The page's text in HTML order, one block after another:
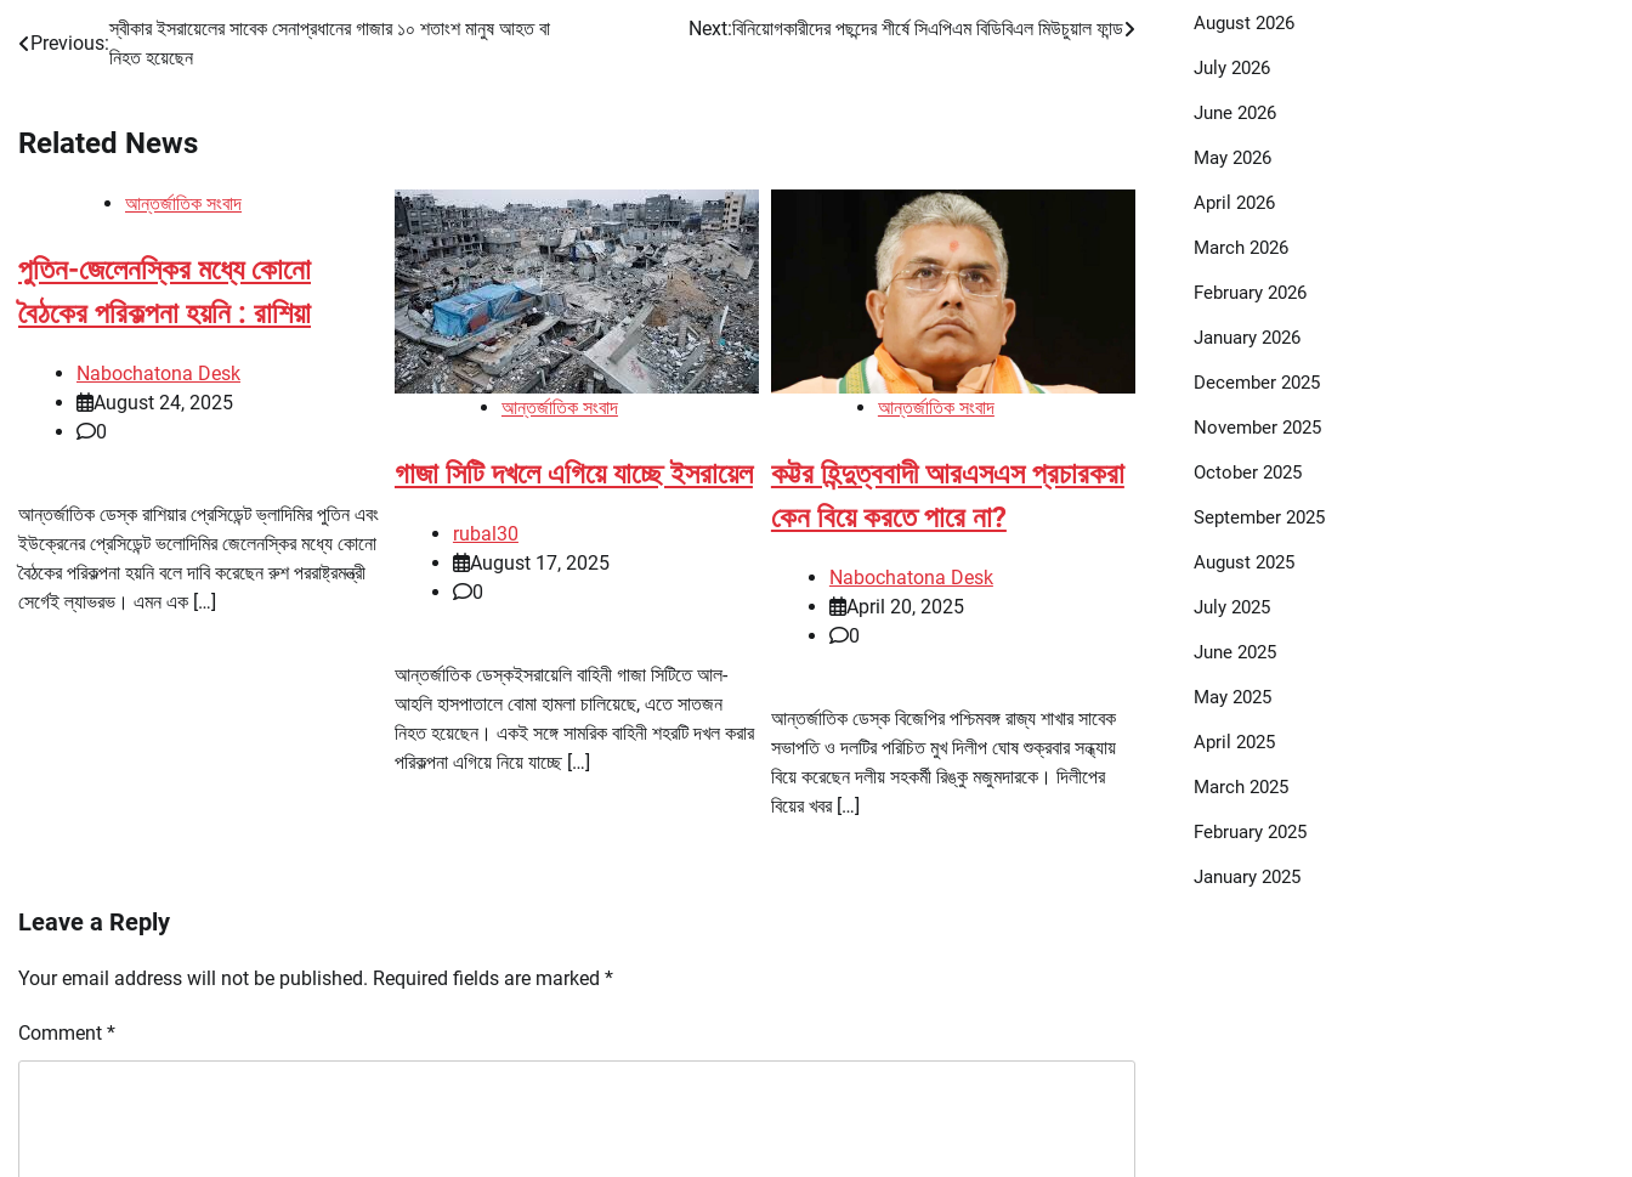
Post
Previous:
স্বীকার ইসরায়েলের সাবেক সেনাপ্রধানের গাজার ১০ শতাংশ মানুষ আহত বা
নিহত হয়েছেন
Next:বিনিয়োগকারীদের পছন্দের শীর্ষে সিএপিএম বিডিবিএল মিউচুয়াল ফান্ড
Related News
আন্তর্জাতিক সংবাদ
পুতিন-জেলেনস্কির মধ্যে কোনো
বৈঠকের পরিকল্পনা হয়নি : রাশিয়া
Nabochatona Desk
August 24, 2025
0
আন্তর্জাতিক ডেস্ক রাশিয়ার প্রেসিডেন্ট ভ্লাদিমির পুতিন এবং
ইউক্রেনের প্রেসিডেন্ট ভলোদিমির জেলেনস্কির মধ্যে কোনো
বৈঠকের পরিকল্পনা হয়নি বলে দাবি করেছেন রুশ পররাষ্ট্রমন্ত্রী
সের্গেই ল্যাভরভ। এমন এক […]
আন্তর্জাতিক সংবাদ
গাজা সিটি দখলে এগিয়ে যাচ্ছে ইসরায়েল
rubal30
August 17, 2025
0
আন্তর্জাতিক ডেস্কইসরায়েলি বাহিনী গাজা সিটিতে আল-
আহলি হাসপাতালে বোমা হামলা চালিয়েছে, এতে সাতজন
নিহত হয়েছেন। একই সঙ্গে সামরিক বাহিনী শহরটি দখল করার
পরিকল্পনা এগিয়ে নিয়ে যাচ্ছে […]
আন্তর্জাতিক সংবাদ
কট্টর হিন্দুত্ববাদী আরএসএস প্রচারকরা
কেন বিয়ে করতে পারে না?
Nabochatona Desk
April 20, 2025
0
আন্তর্জাতিক ডেস্ক বিজেপির পশ্চিমবঙ্গ রাজ্য শাখার সাবেক
সভাপতি ও দলটির পরিচিত মুখ দিলীপ ঘোষ শুক্রবার সন্ধ্যায়
বিয়ে করেছেন দলীয় সহকর্মী রিঙ্কু মজুমদারকে। দিলীপের
বিয়ের খবর […]
Leave a Reply
Your email address will not be published. Required fields are marked *
Comment *
August 2026
July 2026
June 2026
May 2026
April 2026
March 2026
February 2026
January 2026
December 2025
November 2025
October 2025
September 2025
August 2025
July 2025
June 2025
May 2025
April 2025
March 2025
February 2025
January 2025